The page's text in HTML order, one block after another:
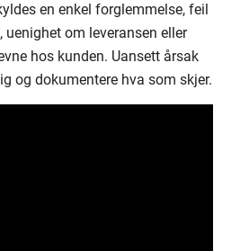
en enkel forglemmelse, feil
om leveransen eller
hos kunden. Uansett årsak
og dokumentere hva som skjer.